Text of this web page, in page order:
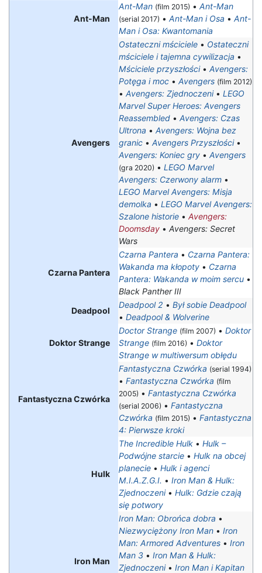
Ant-Man
Ant-Man (film 2015) • Ant-Man
(serial 2017) • Ant-Man i Osa • Ant-
Man i Osa: Kwantomania
Avengers
Ostateczni mściciele • Ostateczni
mściciele i tajemna cywilizacja •
Mściciele przyszłości• Avengers:
Potęga i moc • Avengers (film 2012)
• Avengers: Zjednoczeni• LEGO
Marvel Super Heroes: Avengers
Reassembled • Avengers: Czas
Ultrona • Avengers: Wojna bez
granic • Avengers Przyszłości•
Avengers: Koniec gry • Avengers
(gra 2020) • LEGO Marvel
Avengers: Czerwony alarm •
LEGO Marvel Avengers: Misja
demolka • LEGO Marvel Avengers:
Szalone historie • Avengers:
Doomsday • Avengers: Secret
Wars
Czarna Pantera
Czarna Pantera • Czarna Pantera:
Wakanda ma kłopoty • Czarna
Pantera: Wakanda w moim sercu •
Black Panther III
Deadpool
Deadpool 2 • Był sobie Deadpool
• Deadpool & Wolverine
Doktor Strange
Doctor Strange (film 2007) • Doktor
Strange (film 2016) • Doktor
Strange w multiwersum obłędu
Fantastyczna Czwórka
Fantastyczna Czwórka (serial 1994)
• Fantastyczna Czwórka (film
2005) • Fantastyczna Czwórka
(serial 2006) • Fantastyczna
Czwórka (film 2015) • Fantastyczna
4: Pierwsze kroki
Hulk
The Incredible Hulk • Hulk –
Podwójne starcie • Hulk na obcej
planecie • Hulk i agenci
M.I.A.Z.G.I. • Iron Man & Hulk:
Zjednoczeni• Hulk: Gdzie czają
się potwory
Iron Man
Iron Man: Obrońca dobra •
Niezwyciężony Iron Man • Iron
Man: Armored Adventures • Iron
Man 3 • Iron Man & Hulk:
Zjednoczeni• Iron Man i Kapitan